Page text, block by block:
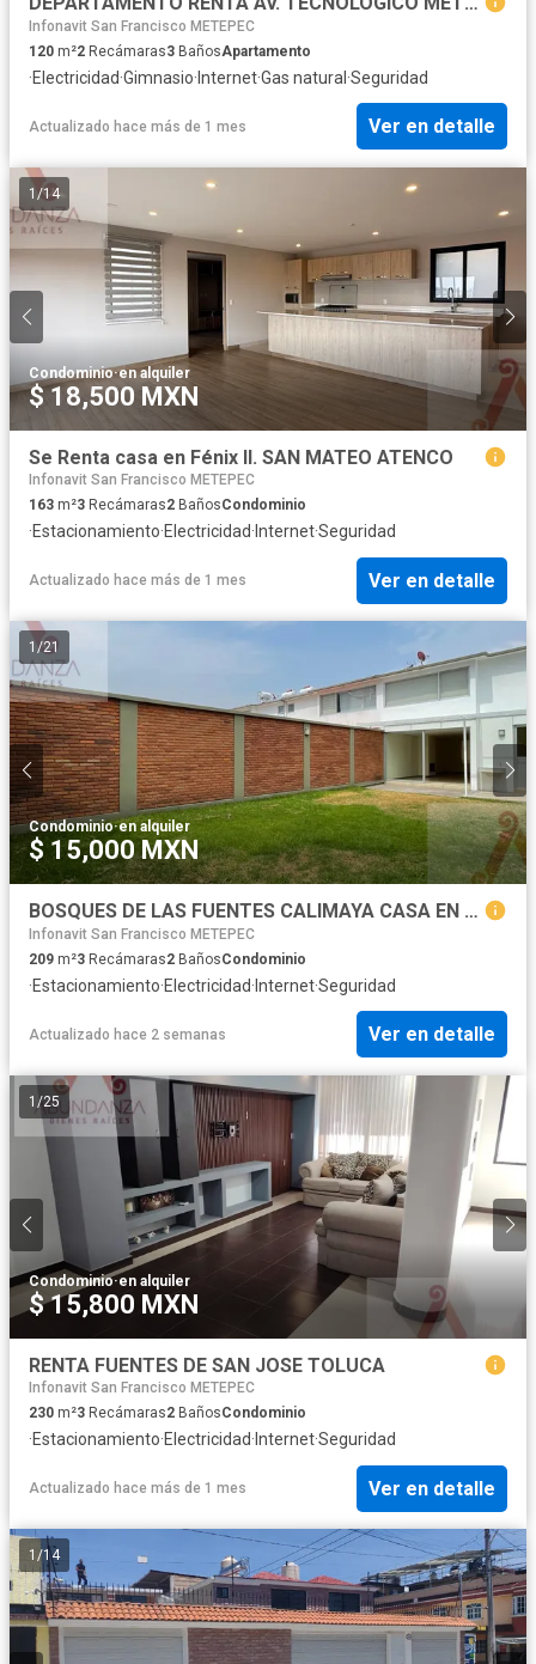
Infonavit San Francisco METEPEC
120 m²2 Recámaras3 BañosApartamento
·Electricidad·Gimnasio· Internet·Gas natural ·Seguridad
Actualizado hace más de 1 mes Ver en detalle
1 /14
Condominio·en alquiler
$ 18,500 MXN
Se Renta casa en Fénix II. SAN MATEO ATENCO
Infonavit San Francisco METEPEC
163 m²3 Recámaras2 BañosCondominio
·Estacionamiento·Electricidad· Internet·Seguridad
Actualizado hace más de 1 mes Ver en detalle
1/21
Condominio·en alquiler
$ 15,000 MXN
BOSQUES DE LAS FUENTES CALIMAYA CASA EN RENTA
Infonavit San Francisco METEPEC
209 m²3 Recámaras2 BañosCondominio
·Estacionamiento·Electricidad· Internet·Seguridad
Actualizado hace 2 semanas Ver en detalle
1 /25
Condominio·en alquiler
$ 15,800 MXN
RENTA FUENTES DE SAN JOSE TOLUCA
Infonavit San Francisco METEPEC
230 m²3 Recámaras2 BañosCondominio
·Estacionamiento·Electricidad· Internet·Seguridad
Actualizado hace más de 1 mes Ver en detalle
1 /14